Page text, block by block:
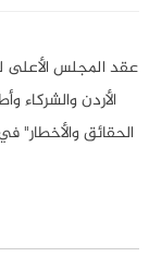
عقد المجلس الأعلى
الأردن والشركاء
الحقائق والأخطار"